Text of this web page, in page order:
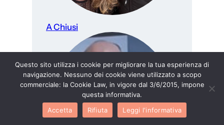
A Chiusi
Questo sito utilizza i cookie per migliorare la tua esperienza di
navigazione. Nessuno dei cookie viene utilizzato a scopo
commerciale: la Cookie Law, in vigore dal 3/6/2015, impone
questa informativa.
Accetta
Rifiuta Leggi l'informativa